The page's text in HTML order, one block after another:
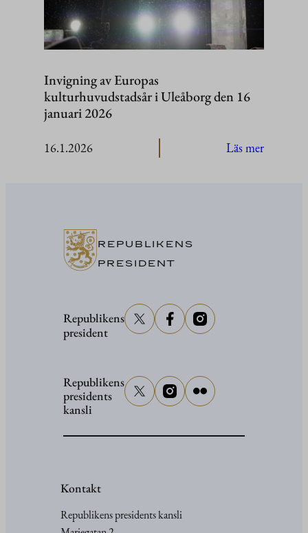
Invigning av Europas
kulturhuvudstadsår i Uleåborg den 16
januari 2026
16.1.2026 Läs mer:
REPUBLIKENS
PRESIDENT
Republikens
president
Republikens
presidents
kansli
Kontakt
Republikens presidents kansli